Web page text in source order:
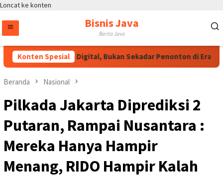
Loncat ke konten
Bisnis Java
Berita Java
Konten Spesial
Jadilah Talenta Digital, Bukan Sekadar Penonton di Era E-
Beranda Nasional
Pilkada Jakarta Diprediksi 2
Putaran, Rampai Nusantara :
Mereka Hanya Hampir
Menang, RIDO Hampir Kalah